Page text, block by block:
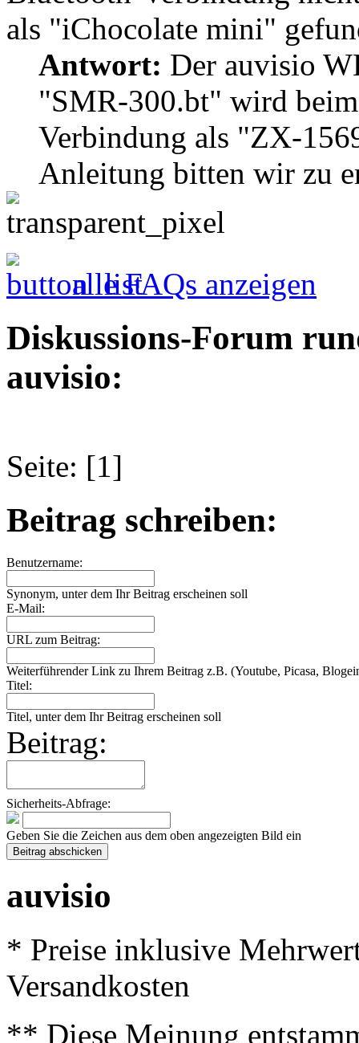
als "iChocolate mini"
Antwort: Der auvisio
"SMR-300.bt" wird
Verbindung als "ZX-
Anleitung bitten wir zu
alle FAQs anzeigen
Diskussions-Forum
auvisio:
Seite: [1]
Beitrag schreiben:
Benutzername:
Synonym, unter dem Ihr Beitrag erscheinen soll
E-Mail:
URL zum Beitrag:
Weiterführender Link zu Ihrem Beitrag z.B. (Youtube, Picasa,
Titel:
Titel, unter dem Ihr Beitrag erscheinen soll
Beitrag:
Sicherheits-Abfrage:
Geben Sie die Zeichen aus dem oben angezeigten Bild ein
auvisio
* Preise inklusive
Versandkosten
** Diese Meinung